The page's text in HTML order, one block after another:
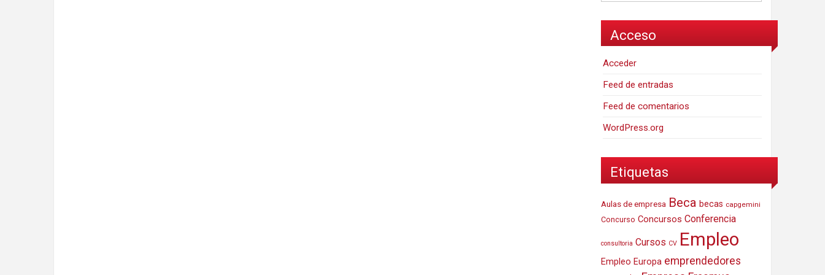
Acceso
Acceder
Feed de entradas
Feed de comentarios
WordPress.org
Etiquetas
Aulas de empresa Beca becas capgemini
Concurso Concursos Conferencia
consultoria Cursos CV Empleo
Empleo Europa emprendedores